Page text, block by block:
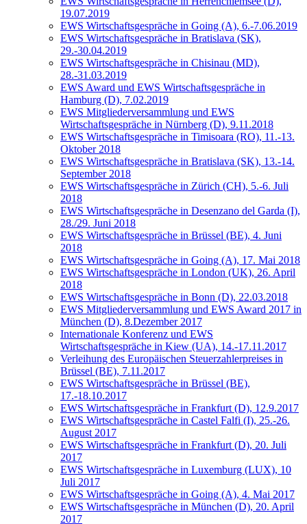
19.07.2019
EWS Wirtschaftsgespräche in Going (A), 6.-7.06.2019
EWS Wirtschaftsgespräche in Bratislava (SK),
29.-30.04.2019
EWS Wirtschaftsgespräche in Chisinau (MD),
28.-31.03.2019
EWS Award und EWS Wirtschaftsgespräche in
Hamburg (D), 7.02.2019
EWS Mitgliederversammlung und EWS
Wirtschaftsgespräche in Nürnberg (D), 9.11.2018
EWS Wirtschaftsgespräche in Timisoara (RO), 11.-13.
Oktober 2018
EWS Wirtschaftsgespräche in Bratislava (SK), 13.-14.
September 2018
EWS Wirtschaftsgespräche in Zürich (CH), 5.-6. Juli
2018
EWS Wirtschaftsgespräche in Desenzano del Garda (I),
28./29. Juni 2018
EWS Wirtschaftsgespräche in Brüssel (BE), 4. Juni
2018
EWS Wirtschaftsgespräche in Going (A), 17. Mai 2018
EWS Wirtschaftsgespräche in London (UK), 26. April
2018
EWS Wirtschaftsgespräche in Bonn (D), 22.03.2018
EWS Mitgliederversammlung und EWS Award 2017 in
München (D), 8.Dezember 2017
Internationale Konferenz und EWS
Wirtschaftsgespräche in Kiew (UA), 14.-17.11.2017
Verleihung des Europäischen Steuerzahlerpreises in
Brüssel (BE), 7.11.2017
EWS Wirtschaftsgespräche in Brüssel (BE),
17.-18.10.2017
EWS Wirtschaftsgespräche in Frankfurt (D), 12.9.2017
EWS Wirtschaftsgespräche in Castel Falfi (I), 25.-26.
August 2017
EWS Wirtschaftsgespräche in Frankfurt (D), 20. Juli
2017
EWS Wirtschaftsgespräche in Luxemburg (LUX), 10
Juli 2017
EWS Wirtschaftsgespräche in Going (A), 4. Mai 2017
EWS Wirtschaftsgespräche in München (D), 20. April
2017